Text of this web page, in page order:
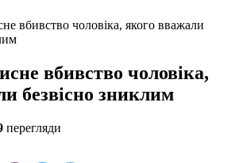
вбивство чоловіка, якого вважали
вбивство чоловіка,
безвісно зниклим
перегляди